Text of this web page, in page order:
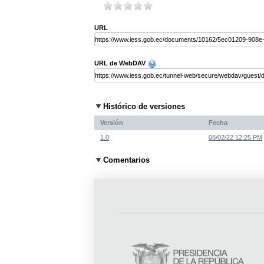
URL
URL de WebDAV
Histórico de versiones
Versión Fecha
1.0 08/02/22 12:25 PM
Comentarios